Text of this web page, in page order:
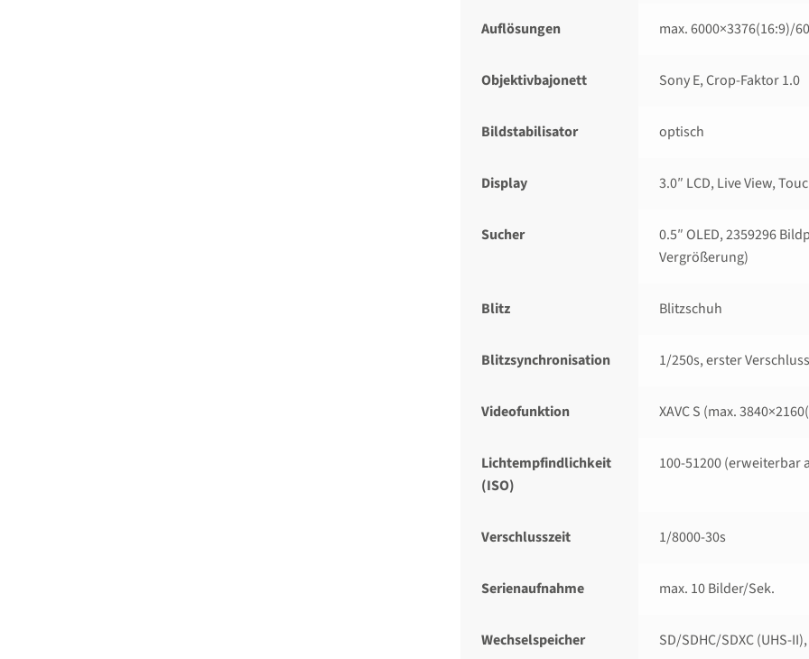
Auflösungen max. 6000×3376(16:9)/​
Objektivbajonett Sony E, Crop-Faktor 1.0
Bildstabilisator optisch
Display 3.0″ LCD, Live View,
Sucher
0.5″ OLED, 2359296
Vergrößerung)
Blitz Blitzschuh
Blitzsynchronisation 1/​250s, erster
Videofunktion XAVC S (max.
Lichtempfindlichkeit
(ISO)
100-51200 (erweiterbar
Verschlusszeit 1/​8000-30s
Serienaufnahme max. 10 Bilder/​Sek.
Wechselspeicher SD/​SDHC/​SDXC (UHS-